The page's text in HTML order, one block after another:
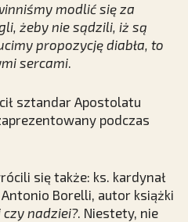
modlić się za
żeby nie sądzili, iż są
propozycję diabła, to
sercami.
sztandar Apostolatu
podczas
się także: ks. kardynał
Borelli, autor książki
nadziei?. Niestety, nie